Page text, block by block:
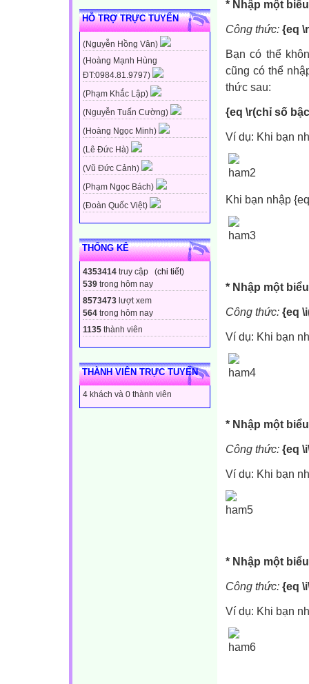
HỖ TRỢ TRỰC TUYẾN
(Nguyễn Hồng Vân)
(Hoàng Mạnh Hùng
ĐT:0984.81.9797)
(Phạm Khắc Lập)
(Nguyễn Tuấn Cường)
(Hoàng Ngọc Minh)
(Lê Đức Hà)
(Vũ Đức Cảnh)
(Phạm Ngọc Bách)
(Đoàn Quốc Việt)
THỐNG KÊ
4353414 truy cập (chi tiết)
539 trong hôm nay
8573473 lượt xem
564 trong hôm nay
1135 thành viên
THÀNH VIÊN TRỰC TUYẾN
4 khách và 0 thành viên
* Nhập một
Công thức: {eq
Bạn có thể
cũng có thể
thức sau:
{eq \r(chỉ số
Ví dụ: Khi bạn
Khi bạn nhập
* Nhập một
Công thức: {eq
Ví dụ: Khi bạn
* Nhập một
Công thức: {eq
Ví dụ: Khi bạn
* Nhập một
Công thức: {eq
Ví dụ: Khi bạn